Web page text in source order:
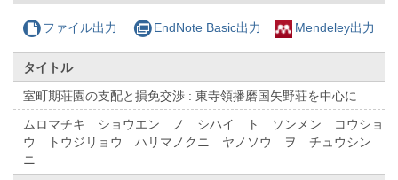
ファイル出力 EndNote Basic出力 Mendeley出力
タイトル
室町期荘園の支配と損免交渉 : 東寺領播磨国矢野荘を中心に
ムロマチキ ショウエン ノ シハイ ト ソンメン コウショ
ウ トウジリョウ ハリマノクニ ヤノソウ ヲ チュウシン
ニ